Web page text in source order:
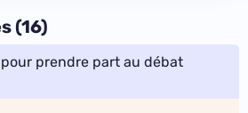
(16)
prendre part au débat